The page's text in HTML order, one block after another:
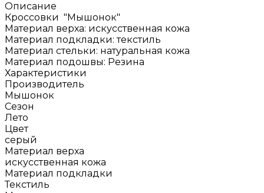
Описание
Кроссовки "Мышонок"
Материал верха: искусственная кожа
Материал подкладки: текстиль
Материал стельки: натуральная кожа
Материал подошвы: Резина
Характеристики
Производитель
Мышонок
Сезон
Лето
Цвет
серый
Материал верха
искусственная кожа
Материал подкладки
Текстиль